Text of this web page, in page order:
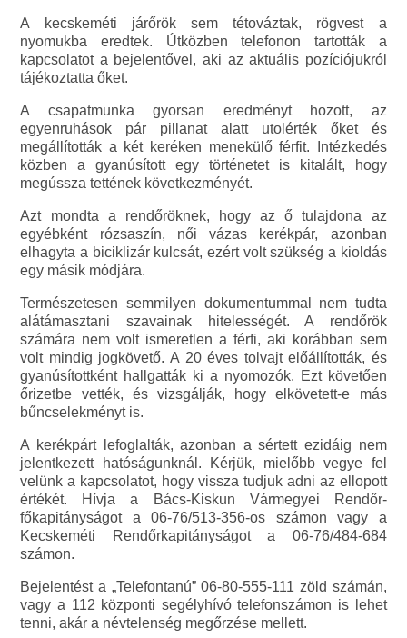
A kecskeméti járőrök sem tétováztak, rögvest a
nyomukba eredtek. Útközben telefonon tartották a
kapcsolatot a bejelentővel, aki az aktuális pozíciójukról
tájékoztatta őket.
A csapatmunka gyorsan eredményt hozott, az
egyenruhások pár pillanat alatt utolérték őket és
megállították a két keréken menekülő férfit. Intézkedés
közben a gyanúsított egy történetet is kitalált, hogy
megússza tettének következményét.
Azt mondta a rendőröknek, hogy az ő tulajdona az
egyébként rózsaszín, női vázas kerékpár, azonban
elhagyta a biciklizár kulcsát, ezért volt szükség a kioldás
egy másik módjára.
Természetesen semmilyen dokumentummal nem tudta
alátámasztani szavainak hitelességét. A rendőrök
számára nem volt ismeretlen a férfi, aki korábban sem
volt mindig jogkövető. A 20 éves tolvajt előállították, és
gyanúsítottként hallgatták ki a nyomozók. Ezt követően
őrizetbe vették, és vizsgálják, hogy elkövetett-e más
bűncselekményt is.
A kerékpárt lefoglalták, azonban a sértett ezidáig nem
jelentkezett hatóságunknál. Kérjük, mielőbb vegye fel
velünk a kapcsolatot, hogy vissza tudjuk adni az ellopott
értékét. Hívja a Bács-Kiskun Vármegyei Rendőr-
főkapitányságot a 06-76/513-356-os számon vagy a
Kecskeméti Rendőrkapitányságot a 06-76/484-684
számon.
Bejelentést a „Telefontanú” 06-80-555-111 zöld számán,
vagy a 112 központi segélyhívó telefonszámon is lehet
tenni, akár a névtelenség megőrzése mellett.